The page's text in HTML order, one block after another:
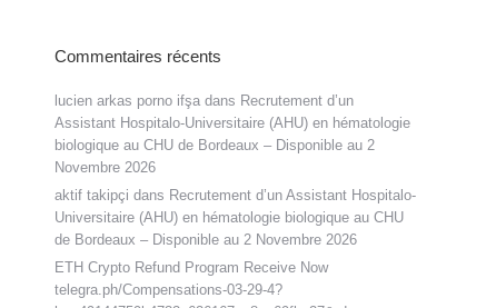
Commentaires récents
lucien arkas porno ifşa dans Recrutement d’un
Assistant Hospitalo-Universitaire (AHU) en hématologie
biologique au CHU de Bordeaux – Disponible au 2
Novembre 2026
aktif takipçi dans Recrutement d’un Assistant Hospitalo-
Universitaire (AHU) en hématologie biologique au CHU
de Bordeaux – Disponible au 2 Novembre 2026
ETH Crypto Refund Program Receive Now
telegra.ph/Compensations-03-29-4?